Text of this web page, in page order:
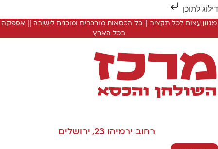
לתוכן
מגוון עצום לכל תקציב || כל הכסאות מורכבים ומוכנים לישיבה || אספקה
בכל הארץ
רחוב ירמיהו 23, ירושלים